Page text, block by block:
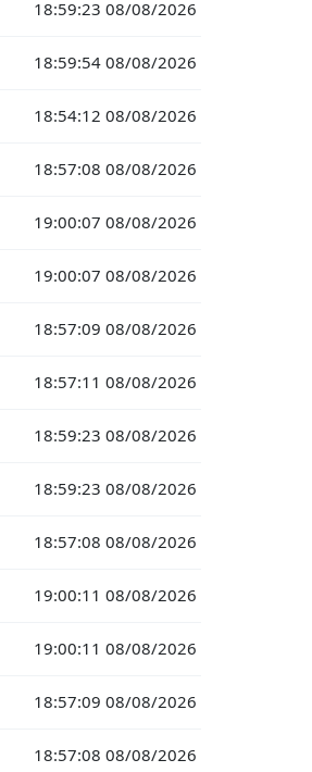
18:59:23 08/08/2026
18:59:54 08/08/2026
18:54:12 08/08/2026
18:57:08 08/08/2026
19:00:07 08/08/2026
19:00:07 08/08/2026
18:57:09 08/08/2026
18:57:11 08/08/2026
18:59:23 08/08/2026
18:59:23 08/08/2026
18:57:08 08/08/2026
19:00:11 08/08/2026
19:00:11 08/08/2026
18:57:09 08/08/2026
18:57:08 08/08/2026